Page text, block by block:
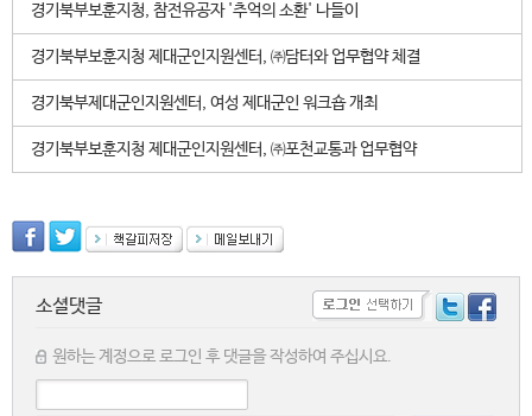
경기북부보훈지청, 참전유공자 '추억의 소환' 나들이
경기북부보훈지청 제대군인지원센터, ㈜담터와 업무협약 체결
경기북부제대군인지원센터, 여성 제대군인 워크숍 개최
경기북부보훈지청 제대군인지원센터, ㈜포천교통과 업무협약
소셜댓글
원하는 계정으로 로그인 후 댓글을 작성하여 주십시요.